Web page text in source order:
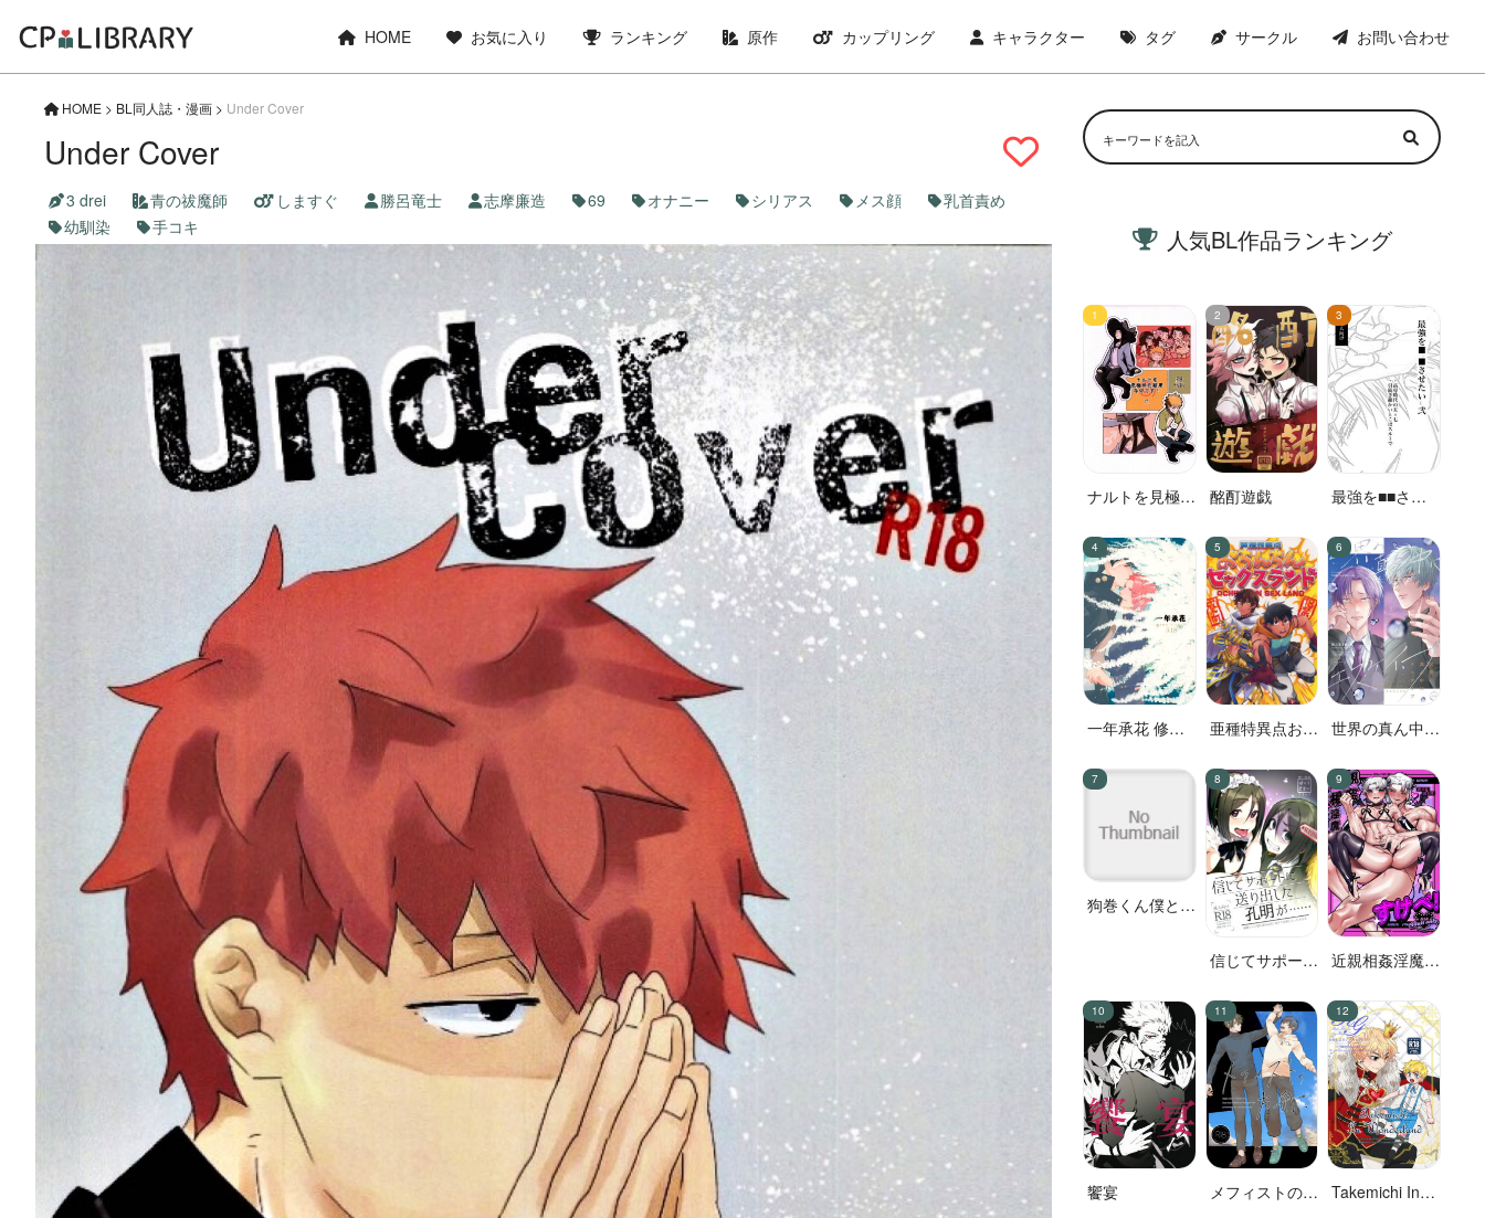
HOME お気に入り ランキング 原作 カップリング キャラクター タグ サークル お問い合わせ
HOME > BL同人誌・漫画 > Under Cover
Under Cover
3 drei 青の祓魔師 しますぐ 勝呂竜士 志摩廉造 69 オナニー シリアス メス顔
乳首責め
幼馴染
手コキ 人気BL作品ランキング
ナルトを見極め
す!
酩酊遊戯
最強を■■させ
一年承花 修学
イド
亜種特異点おち
ランド
世界の真ん中に
狗巻くん僕と生
信じてサポート
明が……
近親相姦淫魔す
饗宴
メフィストの方
Takemichi In